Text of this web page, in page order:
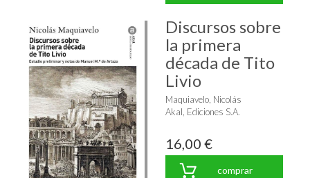
Discursos sobre
la primera
década de Tito
Livio
Maquiavelo, Nicolás
Akal, Ediciones S.A.
16,00 €
comprar